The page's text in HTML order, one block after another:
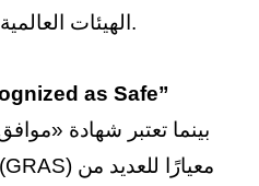
الهيئات العالمية إرشادات صارمة مماثلة.
as Safe”
بينما تعتبر شهادة